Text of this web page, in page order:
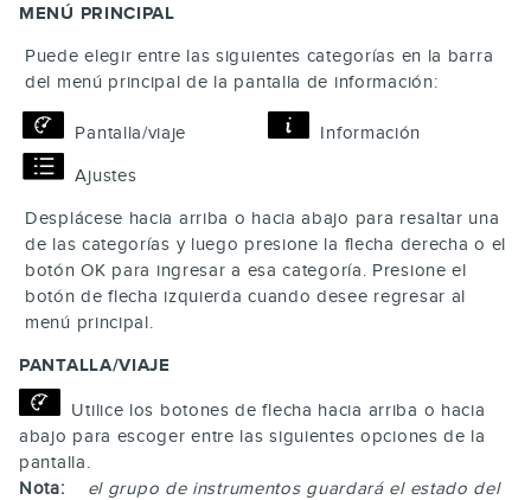
MENÚ PRINCIPAL
Puede elegir entre las siguientes categorías en la barra
del menú principal de la pantalla de información:
Pantalla/viaje
Información
Ajustes
Desplácese hacia arriba o hacia abajo para resaltar una
de las categorías y luego presione la flecha derecha o el
botónOK para ingresar a esa categoría. Presione el
botón de flecha izquierda cuando desee regresar al
menú principal.
PANTALLA/VIAJE
Utilice los botones de flecha hacia arriba o hacia
abajo para escoger entre las siguientes opciones de la
pantalla.
Nota:
el grupo de instrumentos guardará el estado del